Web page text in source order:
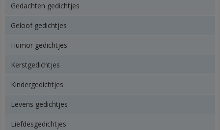
Gedachten gedichtjes
Geloof gedichtjes
Humor gedichtjes
Kerstgedichtjes
Kindergedichtjes
Levens gedichtjes
Liefdesgedichtjes